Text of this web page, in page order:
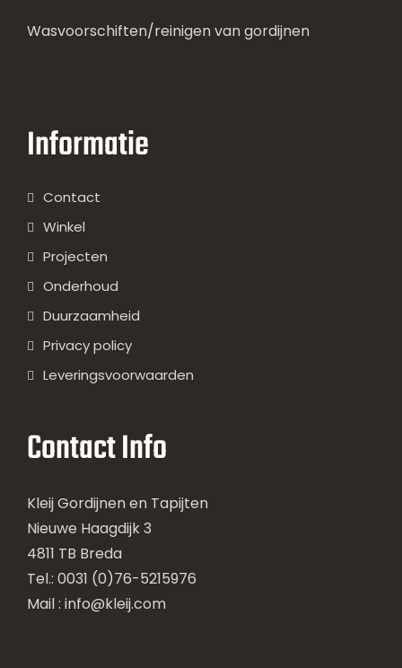
Wasvoorschiften/reinigen van gordijnen
Informatie
Contact
Winkel
Projecten
Onderhoud
Duurzaamheid
Privacy policy
Leveringsvoorwaarden
Contact Info
Kleij Gordijnen en Tapijten
Nieuwe Haagdijk 3
4811 TB Breda
Tel.: 0031 (0)76-5215976
Mail : info@kleij.com